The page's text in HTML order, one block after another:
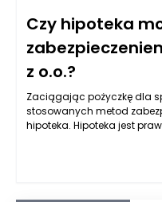
Czy hipoteka
z o.o.?
Zaciągając pożyczkę dla
stosowanych metod
hipoteka. Hipoteka jest
odpowiedzialnością,